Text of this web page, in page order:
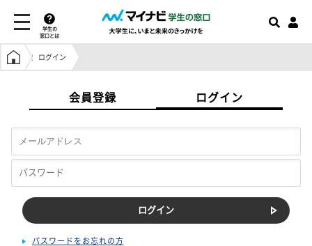
学生の
窓口とは
学生の窓口トップ
ログイン
会員登録 ログイン
パスワードをお忘れの方